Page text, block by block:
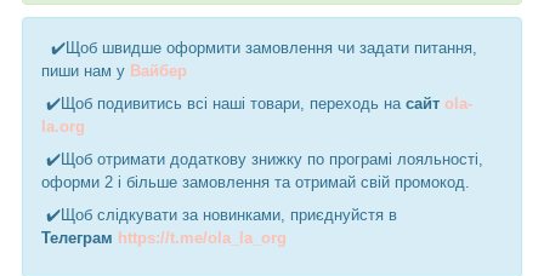
✔️Щоб швидше оформити замовлення чи задати питання,
пиши нам у Вайбер
✔️Щоб подивитись всі наші товари, переходь на сайт ola-
la.org
✔️Щоб отримати додаткову знижку по програмі лояльності,
оформи 2 і більше замовлення та отримай свій промокод.
✔️Щоб слідкувати за новинками, приєднуйстя в
Телеграм https://t.me/ola_la_org